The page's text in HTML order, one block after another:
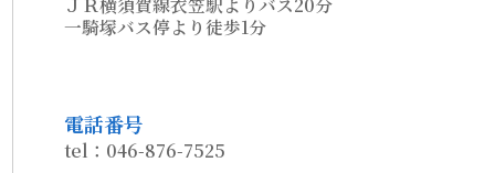
ＪＲ横須賀線衣笠駅よりバス20分
一騎塚バス停より徒歩1分
電話番号
tel：046-876-7525